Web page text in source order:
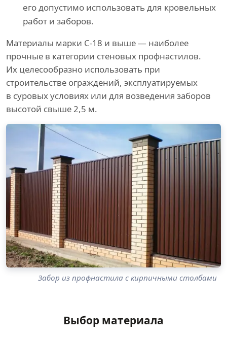
его допустимо использовать для кровельных
работ и заборов.
Материалы марки С-18 и выше — наиболее
прочные в категории стеновых профнастилов.
Их целесообразно использовать при
строительстве ограждений, эксплуатируемых
в суровых условиях или для возведения заборов
высотой свыше 2,5 м.
Забор из профнастила с кирпичными столбами
Выбор материала